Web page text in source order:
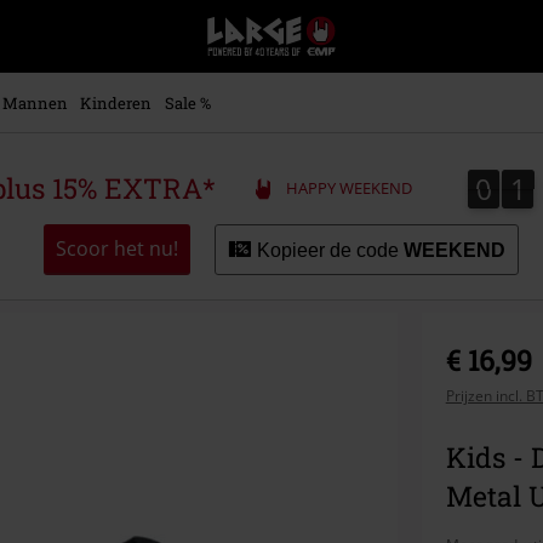
Large
–
Muziek-,
+
kleding
Mannen Kinderen Sale %
15% EXTRA* HAPPY WEEKEND 0
0 1
1
Scoor het nu! Kopieer de code WEEKEND
€ 16,99
Prijzen incl.
Kids -
Metal